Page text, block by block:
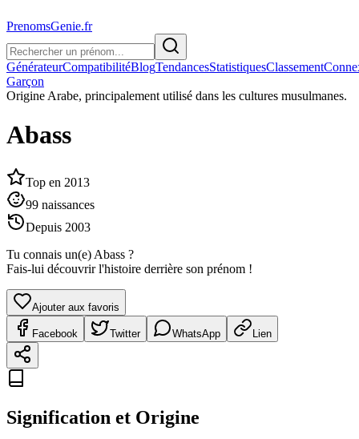
PrenomsGenie.fr
GénérateurCompatibilitéBlogTendancesStatistiquesClassement
Garçon
Origine Arabe, principalement utilisé dans les cultures musulmanes.
Abass
Top en 2013
99 naissances
Depuis 2003
Tu connais un(e) Abass ?
Fais-lui découvrir l'histoire derrière son prénom !
Ajouter aux favoris
Facebook Twitter WhatsApp Lien
Signification et Origine